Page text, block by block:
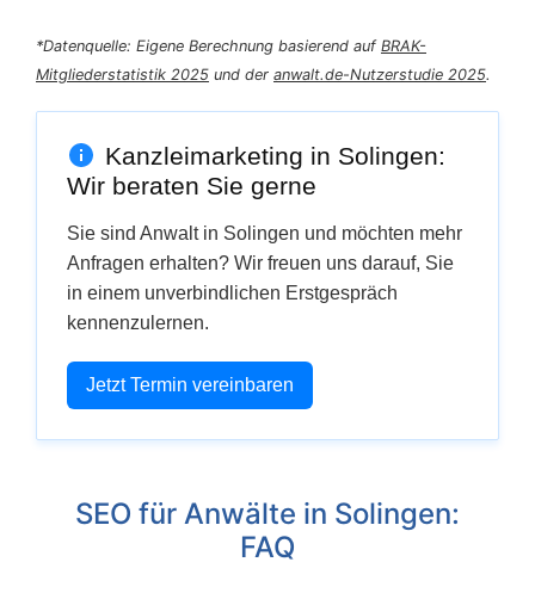
*Datenquelle: Eigene Berechnung basierend auf BRAK-
Mitgliederstatistik 2025 und der anwalt.de-Nutzerstudie 2025.
Kanzleimarketing in Solingen:
Wir beraten Sie gerne
Sie sind Anwalt in Solingen und möchten mehr
Anfragen erhalten? Wir freuen uns darauf, Sie
in einem unverbindlichen Erstgespräch
kennenzulernen.
Jetzt Termin vereinbaren
SEO für Anwälte in Solingen:
FAQ